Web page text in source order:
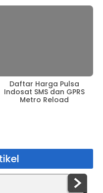
Daftar Harga Pulsa
Indosat SMS dan GPRS
Metro Reload